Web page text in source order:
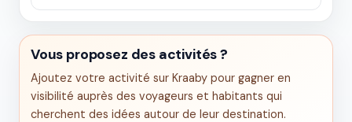
Vous proposez des activités ?
Ajoutez votre activité sur Kraaby pour gagner en
visibilité auprès des voyageurs et habitants qui
cherchent des idées autour de leur destination.